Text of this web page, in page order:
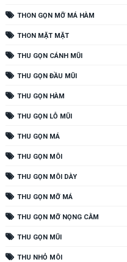
THON GỌN MỠ MÁ HÀM
THON MẶT MẶT
THU GỌN CÁNH MŨI
THU GỌN ĐẦU MŨI
THU GỌN HÀM
THU GỌN LỖ MŨI
THU GỌN MÁ
THU GỌN MÔI
THU GỌN MÔI DÀY
THU GỌN MỠ MÁ
THU GỌN MỠ NỌNG CẰM
THU GỌN MŨI
THU NHỎ MÔI